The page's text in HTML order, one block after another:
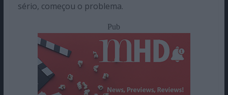
sério, começou o problema.
Pub